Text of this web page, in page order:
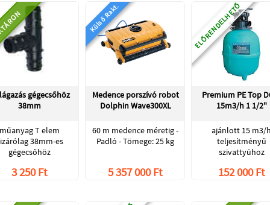
gégecsőhöz
38mm
műanyag T elem
38mm-es
gégecsőhöz
3 250 Ft
Külső Rakt.
Medence porszívó robot
Dolphin Wave300XL
60 m medence méretig -
Padló - Tömege: 25 kg
5 357 000 Ft
ELŐRENDELHETŐ
Premium PE Top
15m3/h 1 1/2"
ajánlott 15 m3/h
teljesítményű
szivattyúhoz
152 000 Ft